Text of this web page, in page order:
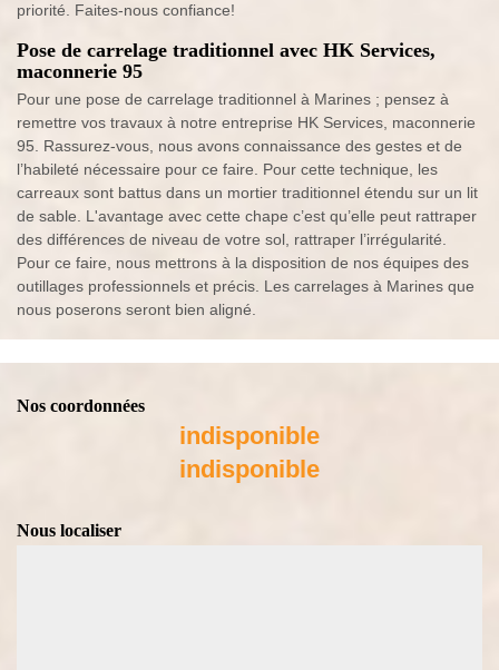
priorité. Faites-nous confiance!
Pose de carrelage traditionnel avec HK Services,
maconnerie 95
Pour une pose de carrelage traditionnel à Marines ; pensez à
remettre vos travaux à notre entreprise HK Services, maconnerie
95. Rassurez-vous, nous avons connaissance des gestes et de
l’habileté nécessaire pour ce faire. Pour cette technique, les
carreaux sont battus dans un mortier traditionnel étendu sur un lit
de sable. L'avantage avec cette chape c’est qu’elle peut rattraper
des différences de niveau de votre sol, rattraper l’irrégularité.
Pour ce faire, nous mettrons à la disposition de nos équipes des
outillages professionnels et précis. Les carrelages à Marines que
nous poserons seront bien aligné.
Nos coordonnées
indisponible
indisponible
Nous localiser